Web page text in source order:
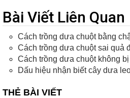
Bài Viết Liên Quan
Cách trồng dưa chuột bằng
Cách trồng dưa chuột sai quả
Cách trồng dưa chuột không
Dấu hiệu nhận biết cây dưa
THẺ BÀI VIẾT